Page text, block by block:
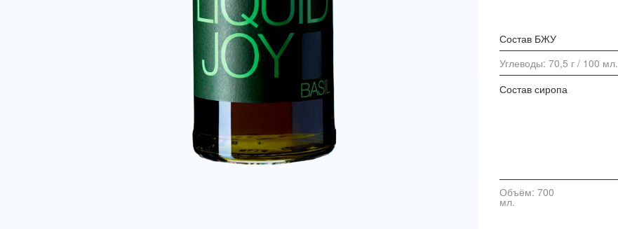
Состав БЖУ
Углеводы: 70,5 г / 100 мл.
Состав сиропа
Объём: 700
мл.